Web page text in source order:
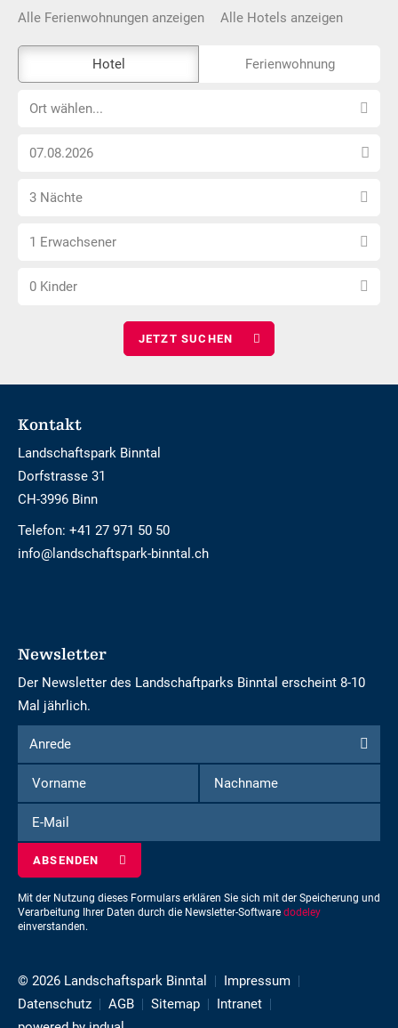
Alle Ferienwohnungen anzeigen Alle Hotels anzeigen
Externe-
Buchungstool
nicht
Hotel Ferienwohnung
OrtOrt wählen...
Anreise
wählen
Anzahl
wählen
3 Nächte
Anzahl
wählen
1 Erwachsener
Anzahl
0 Kinder
Footer
Kontakt
Landschaftspark Binntal
Dorfstrasse 31
CH-3996 Binn
Telefon: +41 27 971 50 50
info@landschaftspark-binntal.ch
Newsletter
Der Newsletter des Landschaftparks Binntal erscheint 8-10
Mal jährlich.
Formular
um
sich
für
den
einzuschreiben
Anrede
Anrede
Vorname
Nachname
Mail
Mit der Nutzung dieses Formulars erklären Sie sich mit der Speicherung und
Verarbeitung Ihrer Daten durch die Newsletter-Software dodeley
einverstanden.
© 2026 Landschaftspark Binntal
Impressum
Datenschutz
AGB Sitemap
Intranet